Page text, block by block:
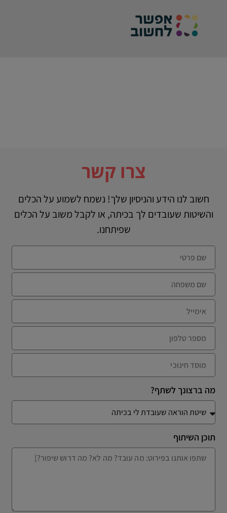
צרו קשר
חשוב לנו הידע והניסיון שלך! נשמח לשמוע על הכלים
והשיטות שעובדים לך בכיתה, או לקבל משוב על הכלים
שפיתחנו.
מה ברצונך לשתף?
תוכן השיתוף